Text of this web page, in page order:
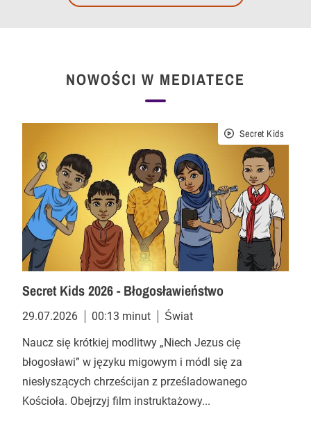
NOWOŚCI W MEDIATECE
Secret Kids
Secret Kids 2026 - Błogosławieństwo
29.07.2026 00:13 minut
Świat
Naucz się krótkiej modlitwy „Niech Jezus cię
błogosławi” w języku migowym i módl się za
niesłyszących chrześcijan z prześladowanego
Kościoła. Obejrzyj film instruktażowy...